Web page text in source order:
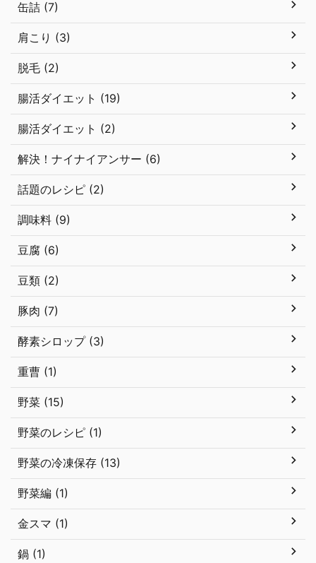
缶詰 (7)
肩こり (3)
脱毛 (2)
腸活ダイエット (19)
腸活ダイエット (2)
解決！ナイナイアンサー (6)
話題のレシピ (2)
調味料 (9)
豆腐 (6)
豆類 (2)
豚肉 (7)
酵素シロップ (3)
重曹 (1)
野菜 (15)
野菜のレシピ (1)
野菜の冷凍保存 (13)
野菜編 (1)
金スマ (1)
鍋 (1)